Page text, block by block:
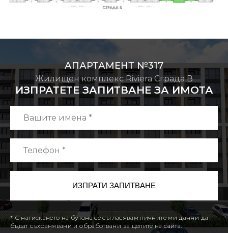
АПАРТАМЕНТ №317
Жилищен комплекс Riviera Сграда В
ИЗПРАТЕТЕ ЗАПИТВАНЕ ЗА ИМОТА
* С натискането на бутона се съгласявам личните ми данни да
бъдат съхранявани и обработвани за целите на сайта.